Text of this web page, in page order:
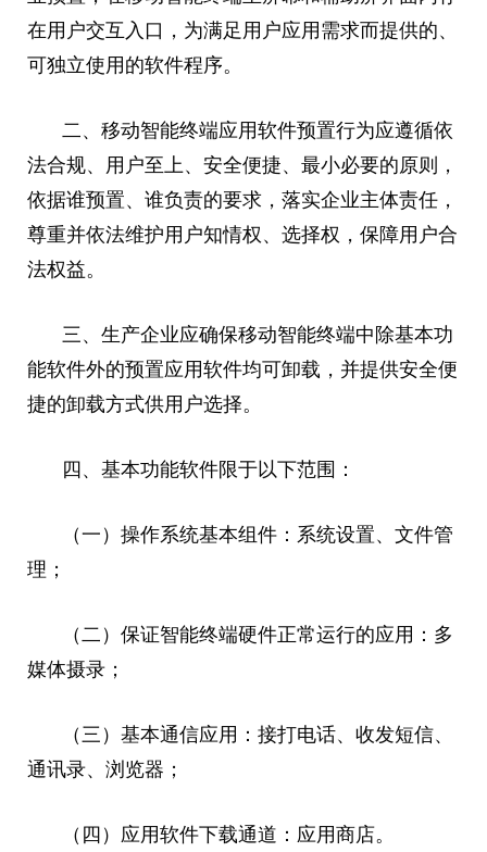
在用户交互入口，为满足用户应用需求而提供的、
可独立使用的软件程序。
二、移动智能终端应用软件预置行为应遵循依
法合规、用户至上、安全便捷、最小必要的原则，
依据谁预置、谁负责的要求，落实企业主体责任，
尊重并依法维护用户知情权、选择权，保障用户合
法权益。
三、生产企业应确保移动智能终端中除基本功
能软件外的预置应用软件均可卸载，并提供安全便
捷的卸载方式供用户选择。
四、基本功能软件限于以下范围：
（一）操作系统基本组件：系统设置、文件管
理；
（二）保证智能终端硬件正常运行的应用：多
媒体摄录；
（三）基本通信应用：接打电话、收发短信、
通讯录、浏览器；
（四）应用软件下载通道：应用商店。